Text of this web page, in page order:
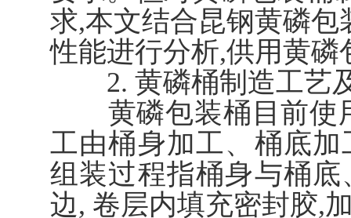
求,本文结合昆钢黄磷
性能进行分析,供用黄
2. 黄磷桶制造工艺
黄磷包装桶目前使
工由桶身加工、桶底
组装过程指桶身与桶
边, 卷层内填充密封胶,